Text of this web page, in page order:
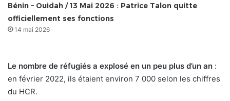
Bénin – Ouidah / 13 Mai 2026 : Patrice Talon quitte
officiellement ses fonctions
14 mai 2026
Le nombre de réfugiés a explosé en un peu plus d’un an :
en février 2022, ils étaient environ 7 000 selon les chiffres
du HCR.